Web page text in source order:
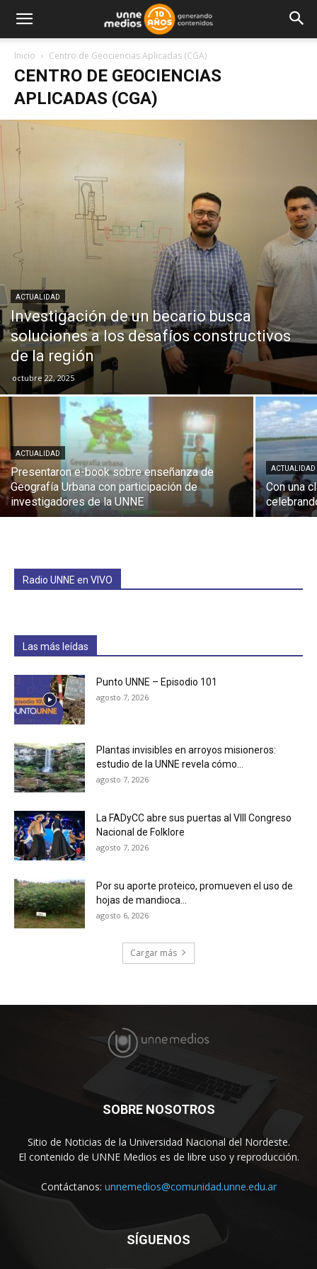
Inicio Centro de Geociencias Aplicadas (CGA)
CENTRO DE GEOCIENCIAS
APLICADAS (CGA)
ACTUALIDAD
Investigación de un becario busca
soluciones a los desafíos constructivos
de la región
octubre 22, 2025
ACTUALIDAD
Presentaron e-book sobre enseñanza de
Geografía Urbana con participación de
investigadores de la UNNE
ACTUALIDAD
Con una
Radio UNNE en VIVO
Las más leídas
Punto UNNE – Episodio 101
agosto 7, 2026
Plantas invisibles en arroyos misioneros:
estudio de la UNNE revela cómo...
agosto 7, 2026
La FADyCC abre sus puertas al VIII Congreso
Nacional de Folklore
agosto 7, 2026
Por su aporte proteico, promueven el uso de
hojas de mandioca...
agosto 6, 2026
Cargar más
SOBRE NOSOTROS
Sitio de Noticias de la Universidad Nacional del Nordeste.
El contenido de UNNE Medios es de libre uso y reproducción.
Contáctanos: unnemedios@comunidad.unne.edu.ar
SÍGUENOS